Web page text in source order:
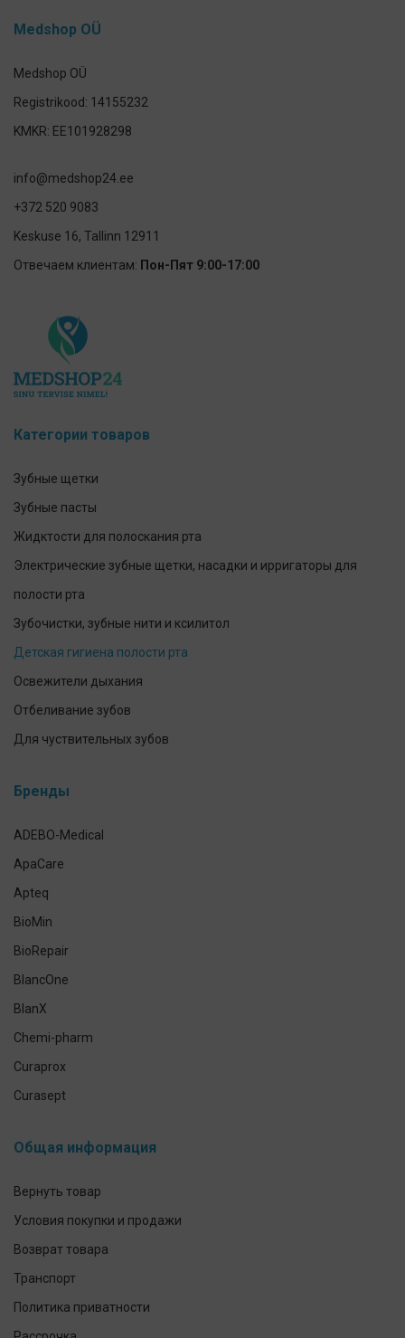
Medshop OÜ
Medshop OÜ
Registrikood: 14155232
KMKR: EE101928298
info@medshop24.ee
+372 520 9083
Keskuse 16, Tallinn 12911
Отвечаем клиентам: Пон-Пят 9:00-17:00
Категории товаров
Зубные щетки
Зубные пасты
Жидктости для полоскания рта
Электрические зубные щетки, насадки и ирригаторы для
полости рта
Зубочистки, зубные нити и ксилитол
Детская гигиена полости рта
Освежители дыхания
Отбеливание зубов
Для чуствительных зубов
Уход за зубными протезами
Бренды
ADEBO-Medical
ApaCare
Apteq
BioMin
BioRepair
BlancOne
BlanX
Chemi-pharm
Curaprox
Curasept
Elmex
Общая информация
Вернуть товар
Условия покупки и продажи
Возврат товара
Транспорт
Политика приватности